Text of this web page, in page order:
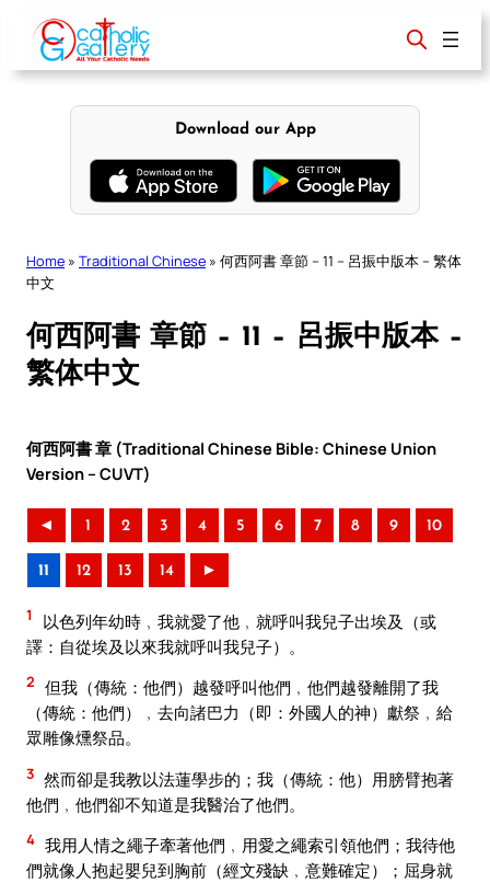
content
Download our App
Home » Traditional Chinese » 何西阿書 章節 – 11 – 呂振中版本 – 繁体
中文
何西阿書 章節 – 11 – 呂振中版本 –
繁体中文
何西阿書 章 (Traditional Chinese Bible: Chinese Union
Version – CUVT)
◄ 1 2 3 4 5 6 7 8 9 10
11 12 13 14 ►
1
以色列年幼時﹐我就愛了他﹐就呼叫我兒子出埃及（或
譯：自從埃及以來我就呼叫我兒子）。
2 但我（傳統：他們）越發呼叫他們﹐他們越發離開了我
（傳統：他們）﹐去向諸巴力（即：外國人的神）獻祭﹐給
眾雕像燻祭品。
3 然而卻是我教以法蓮學步的；我（傳統：他）用膀臂抱著
他們﹐他們卻不知道是我醫治了他們。
4 我用人情之繩子牽著他們﹐用愛之繩索引領他們；我待他
們就像人抱起嬰兒到胸前（經文殘缺﹐意難確定）；屈身就